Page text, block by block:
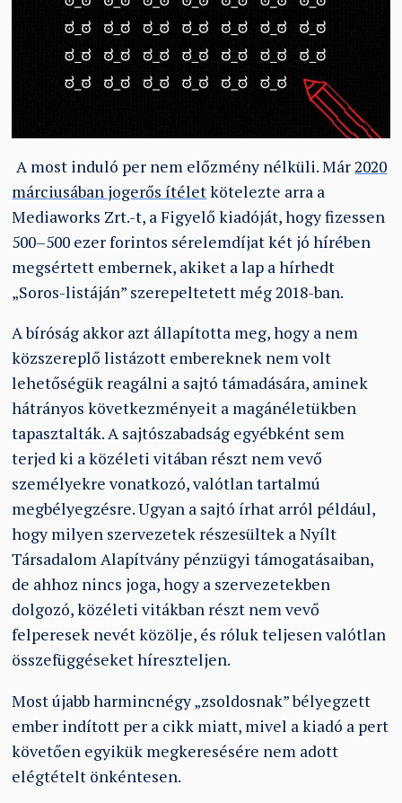
A most induló per nem előzmény nélküli. Már2020
márciusában jogerős ítéletkötelezte arra a
Mediaworks Zrt.-t, a Figyelő kiadóját, hogy fizessen
500–500 ezer forintos sérelemdíjat két jó hírében
megsértett embernek, akiket a lap a hírhedt
„Soros-listáján” szerepeltetett még 2018-ban.
A bíróság akkor azt állapította meg, hogy a nem
közszereplő listázott embereknek nem volt
lehetőségük reagálni a sajtó támadására, aminek
hátrányos következményeit a magánéletükben
tapasztalták. A sajtószabadság egyébként sem
terjed ki a közéleti vitában részt nem vevő
személyekre vonatkozó, valótlan tartalmú
megbélyegzésre. Ugyan a sajtó írhat arról például,
hogy milyen szervezetek részesültek a Nyílt
Társadalom Alapítvány pénzügyi támogatásaiban,
de ahhoz nincs joga, hogy a szervezetekben
dolgozó, közéleti vitákban részt nem vevő
felperesek nevét közölje, és róluk teljesen valótlan
összefüggéseket híreszteljen.
Most újabb harmincnégy „zsoldosnak” bélyegzett
ember indított per a cikk miatt, mivel a kiadó a pert
követően egyikük megkeresésére nem adott
elégtételt önkéntesen.